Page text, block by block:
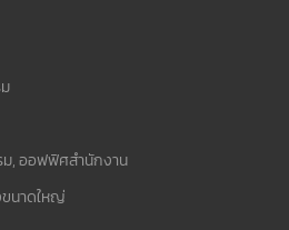
ม, ออฟฟิศสำนักงาน
ขนาดใหญ่